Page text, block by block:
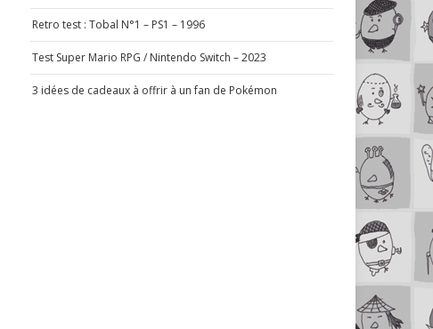
Retro test : Tobal N°1 – PS1 – 1996
Test Super Mario RPG / Nintendo Switch – 2023
3 idées de cadeaux à offrir à un fan de Pokémon